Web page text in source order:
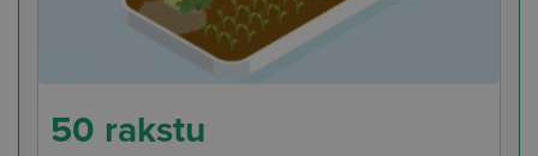
50 rakstu